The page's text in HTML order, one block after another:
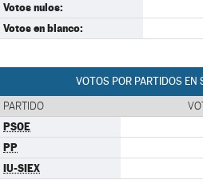
Votos nulos:
Votos en blanco:
VOTOS POR PARTIDOS EN
PARTIDO
PSOE
PP
IU-SIEX